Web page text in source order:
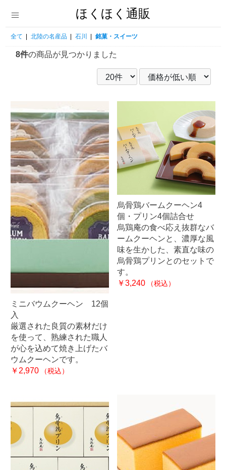
ほくほく通販
全て 北陸の名産品 石川 銘菓・スイーツ
8件の商品が見つかりました
ミニバウムクーヘン 12個
入
厳選された良質の素材だけ
を使って、熟練された職人
が心を込めて焼き上げたバ
ウムクーヘンです。
￥2,970
（税込）
烏骨鶏バームクーヘン4
個・プリン4個詰合せ
烏鶏庵の食べ応え抜群なバ
ームクーヘンと、濃厚な風
味を生かした、素直な味の
烏骨鶏プリンとのセットで
す。
￥3,240
（税込）